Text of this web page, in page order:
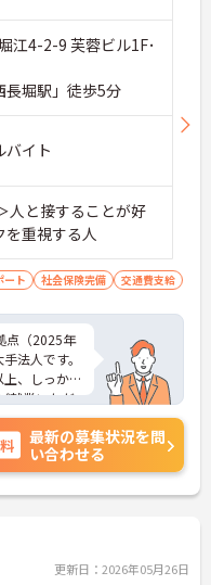
江4-2-9 芙蓉ビル1F･
長堀駅」徒歩5分
バイト
と接することが好
重視する人
ート 社会保険完備 交通費支給
点（2025年
法人です。
上、しっか
就業いただ
方に、手を
あるお仕事
ントなど、
軽にご相談
最新の募集状況を問
い合わせる
更新日：2026年05月26日